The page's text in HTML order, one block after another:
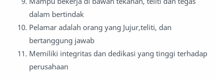
dalam bertindak
Pelamar adalah orang yang Jujur,teliti, dan
bertanggung jawab
Memiliki integritas dan dedikasi yang tinggi terhadap
perusahaan